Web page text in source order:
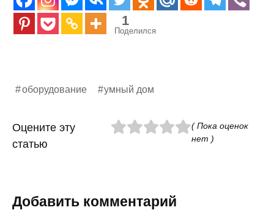
1
Поделился
оборудование умный дом
Оцените эту
статью
( Пока оценок
нет )
Добавить комментарий